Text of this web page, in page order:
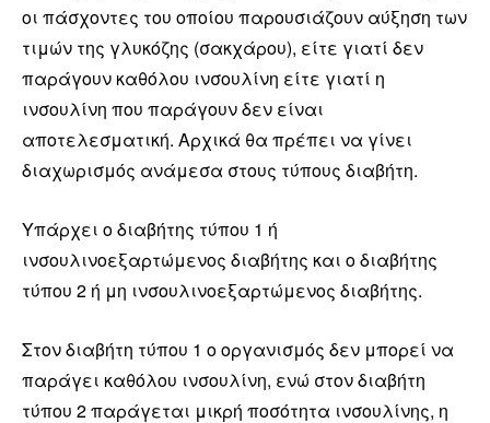
οι πάσχοντες του οποίου παρουσιάζουν αύξηση των
τιμών της γλυκόζης (σακχάρου), είτε γιατί δεν
παράγουν καθόλου ινσουλίνη είτε γιατί η
ινσουλίνη που παράγουν δεν είναι
αποτελεσματική. Αρχικά θα πρέπει να γίνει
διαχωρισμός ανάμεσα στους τύπους διαβήτη.
Υπάρχει ο διαβήτης τύπου 1 ή
ινσουλινοεξαρτώμενος διαβήτης και ο διαβήτης
τύπου 2 ή μη ινσουλινοεξαρτώμενος διαβήτης.
Στον διαβήτη τύπου 1 ο οργανισμός δεν μπορεί να
παράγει καθόλου ινσουλίνη, ενώ στον διαβήτη
τύπου 2 παράγεται μικρή ποσότητα ινσουλίνης, η